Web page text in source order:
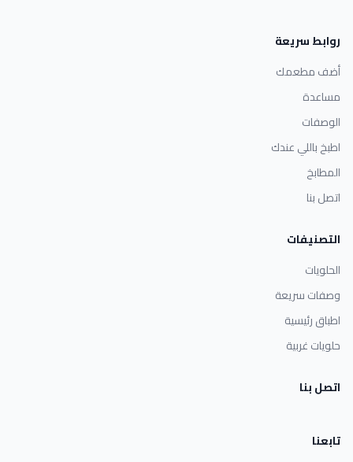
روابط سريعة
أضف مطعمك
مساعدة
الوصفات
اطبخ باللي عندك
المطابخ
اتصل بنا
التصنيفات
الحلويات
وصفات سريعة
اطباق رئيسية
حلويات غربية
اتصل بنا
تابعنا